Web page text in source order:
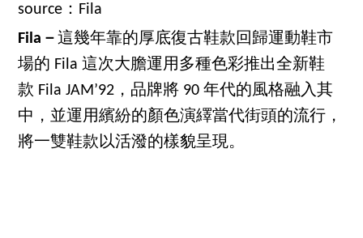
source：Fila
Fila－這幾年靠的厚底復古鞋款回歸運動鞋市
場的 Fila 這次大膽運用多種色彩推出全新鞋
款 Fila JAM’92，品牌將 90 年代的風格融入其
中，並運用繽紛的顏色演繹當代街頭的流行，
將一雙鞋款以活潑的樣貌呈現。